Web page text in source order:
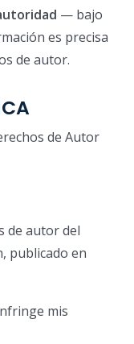
— bajo
es precisa
de autor.
de Autor
de autor del
publicado en
mis